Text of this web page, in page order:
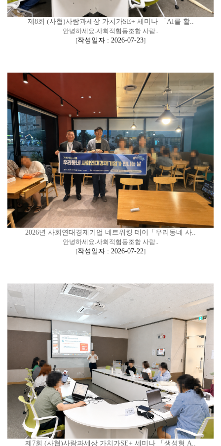
제8회 (사협)사람과세상 가치가SE+ 세미나 「AI를 활..
안녕하세요.사회적협동조합 사람..
[작성일자 : 2026-07-23]
2026년 사회연대경제기업 네트워킹 데이「우리동네 사..
안녕하세요.사회적협동조합 사람..
[작성일자 : 2026-07-22]
제7회 (사협)사람과세상 가치가SE+ 세미나 「생성형 A..